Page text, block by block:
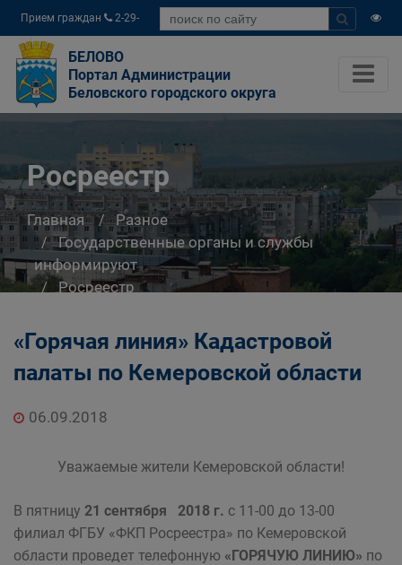
Прием граждан
2-29-
04
БЕЛОВО
Портал Администрации
Беловского городского округа
Росреестр
Главная
Разное
Государственные органы и службы
информируют
Росреестр
«Горячая линия» Кадастровой
палаты по Кемеровской области
06.09.2018
Уважаемые жители Кемеровской области!
В пятницу 21 сентября 2018 г. с 11-00 до 13-00
филиал ФГБУ «ФКП Росреестра» по Кемеровской
области проведет телефонную «ГОРЯЧУЮ ЛИНИЮ» по